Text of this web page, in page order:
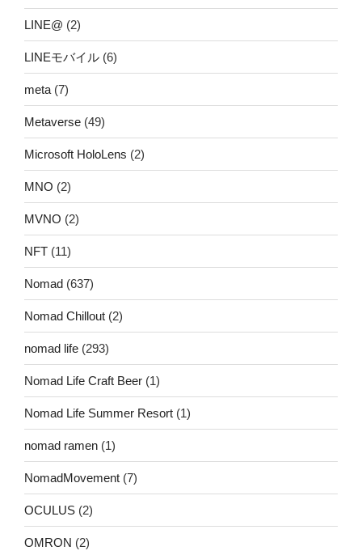
LINE@ (2)
LINEモバイル (6)
meta (7)
Metaverse (49)
Microsoft HoloLens (2)
MNO (2)
MVNO (2)
NFT (11)
Nomad (637)
Nomad Chillout (2)
nomad life (293)
Nomad Life Craft Beer (1)
Nomad Life Summer Resort (1)
nomad ramen (1)
NomadMovement (7)
OCULUS (2)
OMRON (2)